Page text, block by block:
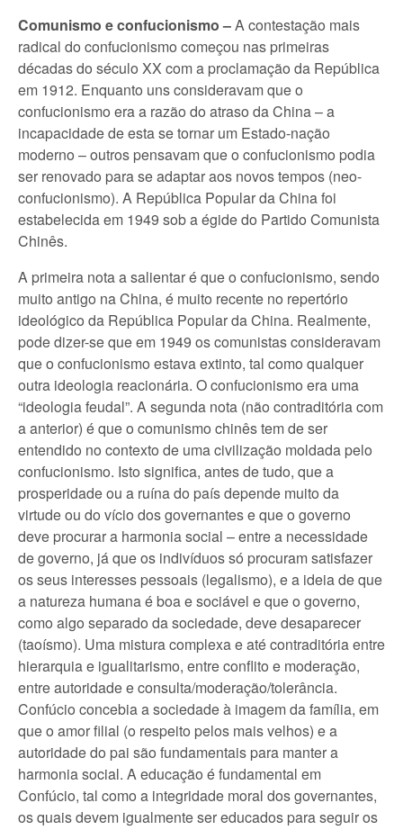
Comunismo e confucionismo –A contestação mais
radical do confucionismo começou nas primeiras
décadas do século XX com a proclamação da República
em 1912. Enquanto uns consideravam que o
confucionismo era a razão do atraso da China – a
incapacidade de esta se tornar um Estado-nação
moderno – outros pensavam que o confucionismo podia
ser renovado para se adaptar aos novos tempos (neo-
confucionismo). A República Popular da China foi
estabelecida em 1949 sob a égide do Partido Comunista
Chinês.
A primeira nota a salientar é que o confucionismo, sendo
muito antigo na China, é muito recente no repertório
ideológico da República Popular da China. Realmente,
pode dizer-se que em 1949 os comunistas consideravam
que o confucionismo estava extinto, tal como qualquer
outra ideologia reacionária. O confucionismo era uma
“ideologia feudal”. A segunda nota (não contraditória com
a anterior) é que o comunismo chinês tem de ser
entendido no contexto de uma civilização moldada pelo
confucionismo. Isto significa, antes de tudo, que a
prosperidade ou a ruína do país depende muito da
virtude ou do vício dos governantes e que o governo
deve procurar a harmonia social – entre a necessidade
de governo, já que os indivíduos só procuram satisfazer
os seus interesses pessoais (legalismo), e a ideia de que
a natureza humana é boa e sociável e que o governo,
como algo separado da sociedade, deve desaparecer
(taoísmo). Uma mistura complexa e até contraditória entre
hierarquia e igualitarismo, entre conflito e moderação,
entre autoridade e consulta/moderação/tolerância.
Confúcio concebia a sociedade à imagem da família, em
que o amor filial (o respeito pelos mais velhos) e a
autoridade do pai são fundamentais para manter a
harmonia social. A educação é fundamental em
Confúcio, tal como a integridade moral dos governantes,
os quais devem igualmente ser educados para seguir os